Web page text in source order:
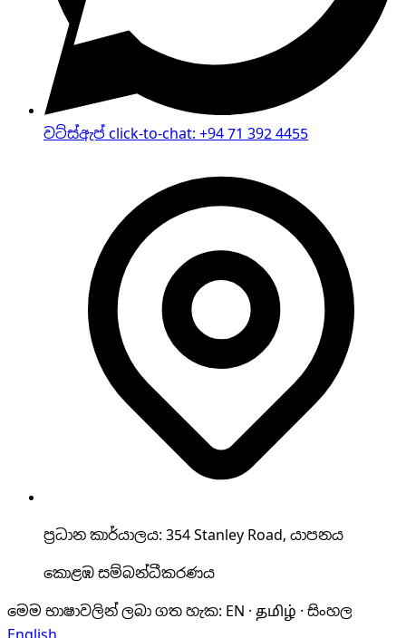
වට්ස්ඇප් click-to-chat:+94 71 392 4455
ප්‍රධාන කාර්යාලය: 354 Stanley Road, යාපනය
කොළඹ සම්බන්ධීකරණය
මෙම භාෂාවලින් ලබා ගත හැක: EN · தமிழ் · සිංහල